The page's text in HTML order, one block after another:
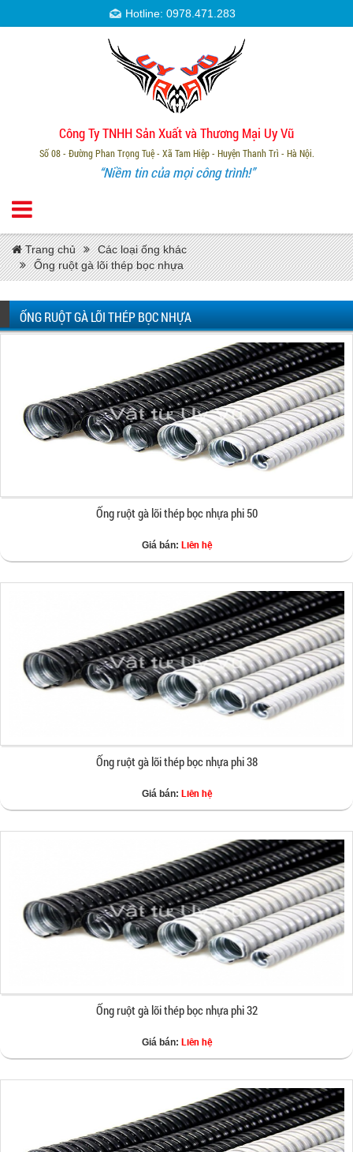
Hotline: 0978.471.283
Công Ty TNHH Sản Xuất và Thương Mại Uy Vũ
Số 08 - Đường Phan Trọng Tuệ - Xã Tam Hiệp - Huyện Thanh Trì - Hà Nội.
“Niềm tin của mọi công trình!”
Trang chủ
Các loại ống khác
Ống ruột gà lõi thép bọc nhựa
ỐNG RUỘT GÀ LÕI THÉP BỌC NHỰA
Ống ruột gà lõi thép bọc nhựa phi 50
Giá bán: Liên hệ
Ống ruột gà lõi thép bọc nhựa phi 38
Giá bán: Liên hệ
Ống ruột gà lõi thép bọc nhựa phi 32
Giá bán: Liên hệ